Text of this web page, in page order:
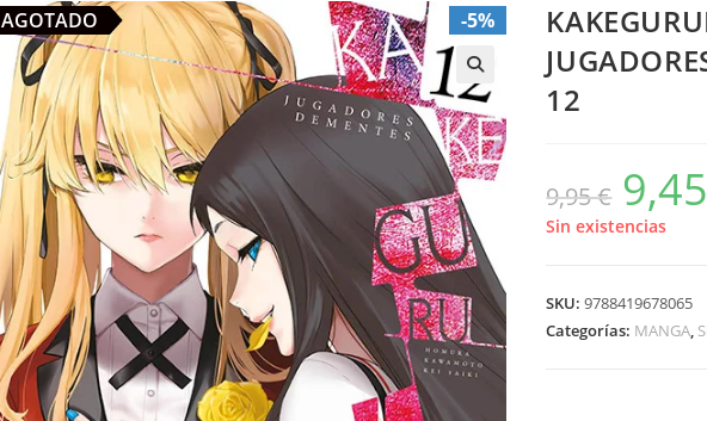
WEB
🔍
-5%
AGOTADO
12
9,95€
El
precio
original
era:
9,45
Sin existencias
SKU:9788419678065
Categorías: MANGA,